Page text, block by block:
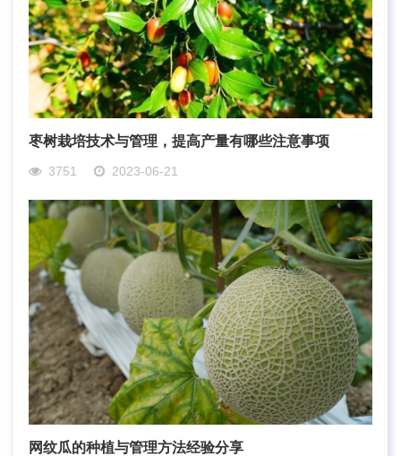
枣树栽培技术与管理，提高产量有哪些注意事项
3751 2023-06-21
网纹瓜的种植与管理方法经验分享